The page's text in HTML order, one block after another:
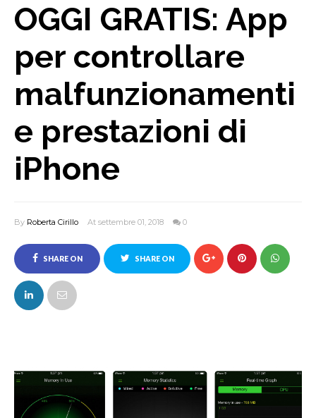
OGGI GRATIS: App
per controllare
malfunzionamenti
e prestazioni di
iPhone
By Roberta Cirillo At settembre 01, 2018 0
SHARE ON
FACEBOOK
SHARE ON